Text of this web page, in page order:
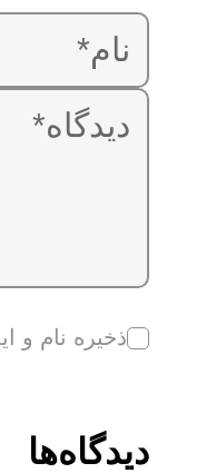
ذخیره نام و
دیدگاه‌ها